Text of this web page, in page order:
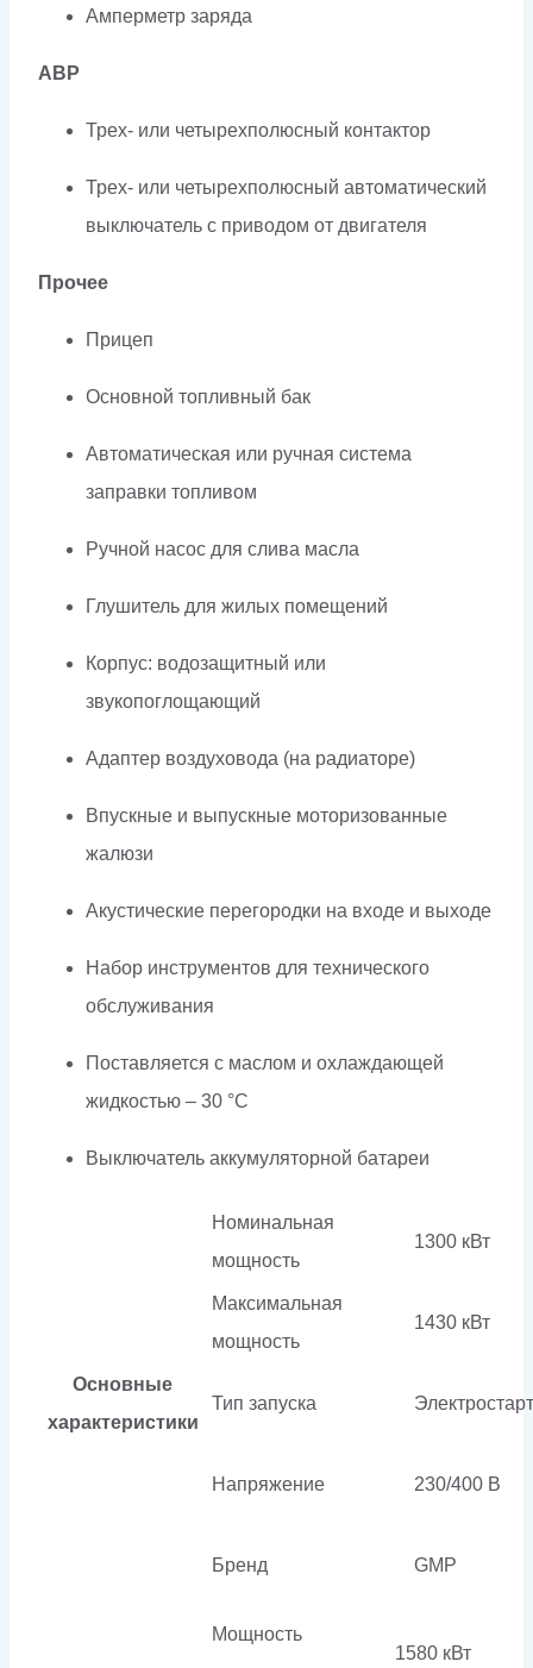
Амперметр заряда
АВР
Трех- или четырехполюсный контактор
Трех- или четырехполюсный автоматический
выключатель с приводом от двигателя
Прочее
Прицеп
Основной топливный бак
Автоматическая или ручная система
заправки топливом
Ручной насос для слива масла
Глушитель для жилых помещений
Корпус: водозащитный или
звукопоглощающий
Адаптер воздуховода (на радиаторе)
Впускные и выпускные моторизованные
жалюзи
Акустические перегородки на входе и выходе
Набор инструментов для технического
обслуживания
Поставляется с маслом и охлаждающей
жидкостью – 30 °C
Выключатель аккумуляторной батареи
Основные
характеристики
Номинальная
мощность
1300 кВт
Максимальная
мощность
1430 кВт
Тип запуска
Напряжение 230/400 В
Бренд GMP
Мощность
1580 кВт